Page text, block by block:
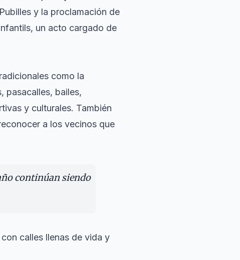
y la proclamación de
un acto cargado de
como la
pasacalles, bailes,
y culturales. También
a los vecinos que
continúan siendo
calles llenas de vida y